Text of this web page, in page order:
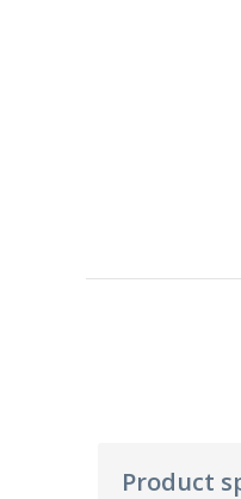
Product